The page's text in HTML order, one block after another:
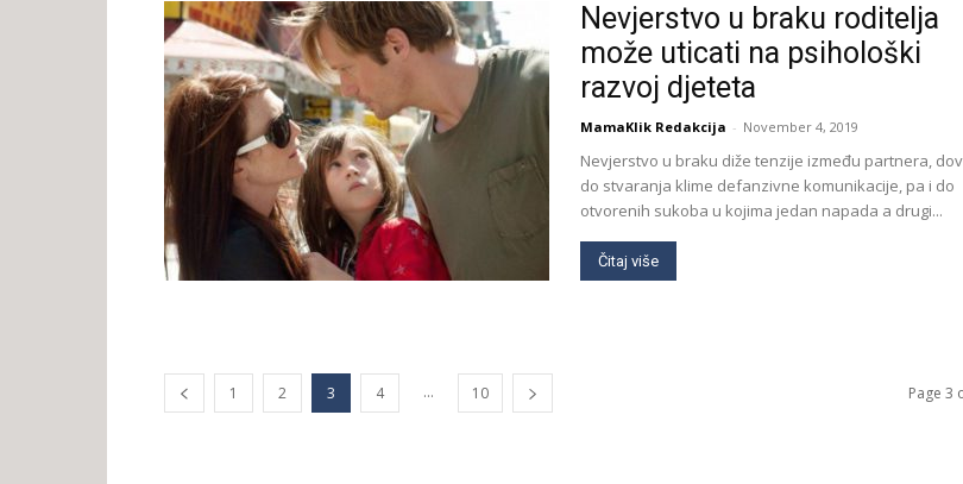
Nevjerstvo u braku roditelja
može uticati na psihološki
razvoj djeteta
MamaKlik Redakcija - November 4, 2019
Nevjerstvo u braku diže tenzije između partnera,
do stvaranja klime defanzivne komunikacije, pa i do
otvorenih sukoba u kojima jedan napada a drugi...
Čitaj više
1 2 3 4 ... 10 Page 3